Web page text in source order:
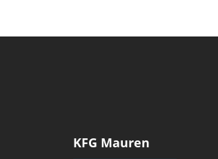
KFG Mauren